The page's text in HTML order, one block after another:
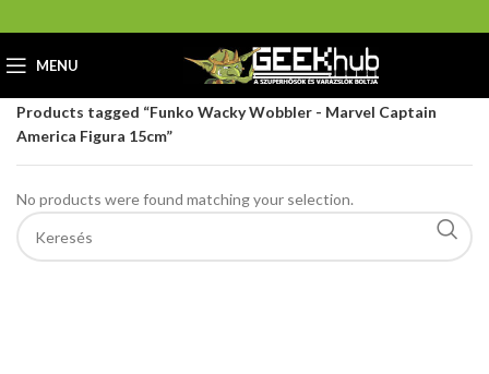
MENU
GeekHub Webáruház és Ajándékbolt
Products tagged “Funko Wacky Wobbler - Marvel Captain
America Figura 15cm”
No products were found matching your selection.